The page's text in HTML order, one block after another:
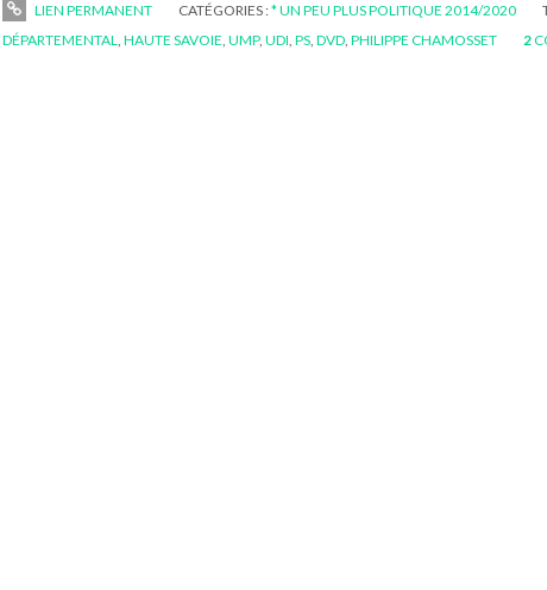
LIEN PERMANENT CATÉGORIES :* UN PEU PLUS POLITIQUE 2014/2020
DÉPARTEMENTAL, HAUTE SAVOIE, UMP, UDI, PS, DVD, PHILIPPE CHAMOSSET 2